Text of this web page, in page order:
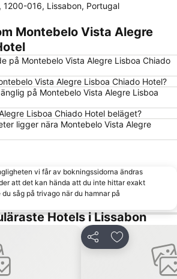
Aveny
Parque das Nações
Oriente Metro Station
Arroios Metro Station
Lisbon Orient Station
Lissabon Zoo
Carcavelos
Marina de Cascais
Caparica beach
Quinta da Marinha Golf Resort
Naçoes
São João da Caparica Beach
Pavilhão Multiusos de Odivelas
1200-016, Lissabon, Portugal
Montebelo Vista Alegre
på Montebelo Vista Alegre Lisboa Chiado
Vista Alegre Lisboa Chiado Hotel?
på Montebelo Vista Alegre Lisboa
Lisboa Chiado Hotel beläget?
ligger nära Montebelo Vista Alegre
vi får av bokningssidorna ändras
att det kan hända att du inte hittar exakt
såg på trivago när du hamnar på
Hotels i Lissabon
Favoriter Dela Lägg till i